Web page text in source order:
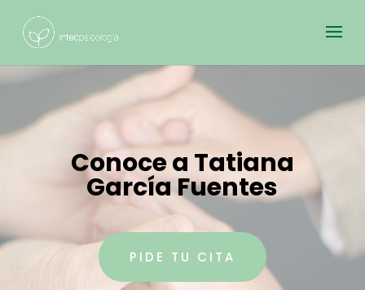
Conoce a Tatiana
García Fuentes
PIDE TU CITA